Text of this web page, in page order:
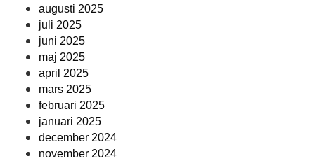
augusti 2025
juli 2025
juni 2025
maj 2025
april 2025
mars 2025
februari 2025
januari 2025
december 2024
november 2024